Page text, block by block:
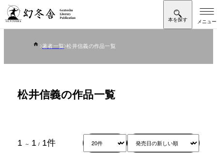
著者一覧 松井信義の作品一覧
松井信義の作品一覧
1 ～ 1 / 1件